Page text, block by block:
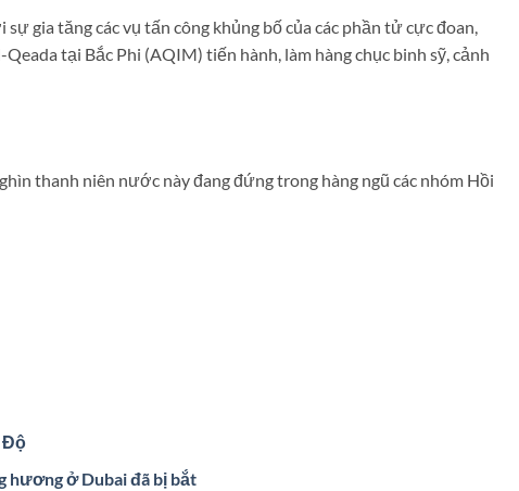
gia tăng các vụ tấn công khủng bố của các phần tử cực đoan,
tại Bắc Phi (AQIM) tiến hành, làm hàng chục binh sỹ, cảnh
thanh niên nước này đang đứng trong hàng ngũ các nhóm Hồi
Độ
hương ở Dubai đã bị bắt